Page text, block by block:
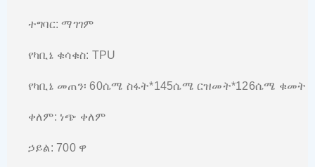
ተግባር: ማገገም
የካቢኔ ቁሳቁስ: TPU
የካቢኔ መጠን፡ 60ሴሜ ስፋት*145ሴሜ ርዝመት*126ሴሜ ቁመት
ቀለም: ነጭ ቀለም
ኃይል: 700 ዋ